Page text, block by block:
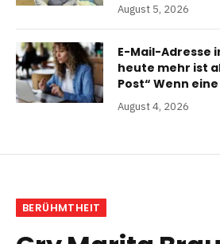
August 5, 2026
E-Mail-Adresse
heute mehr ist
Post“ Wenn eine
August 4, 2026
BERÜHMTHEIT